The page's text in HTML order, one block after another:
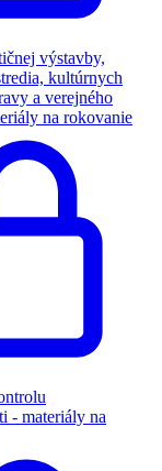
výstavby,
kultúrnych
a verejného
na rokovanie
- materiály na